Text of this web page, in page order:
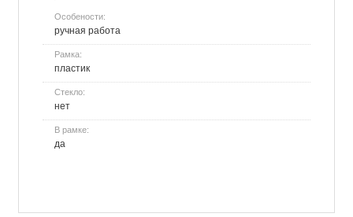
Особености:
ручная работа
Рамка:
пластик
Стекло:
нет
В рамке:
да